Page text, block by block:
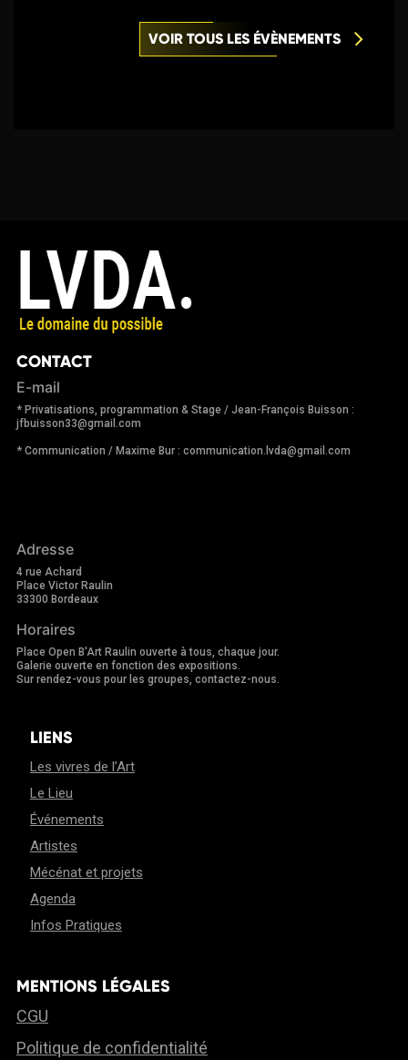
VOIR TOUS LES ÉVÈNEMENTS
CONTACT
E-mail
* Privatisations, programmation & Stage / Jean-François Buisson :
jfbuisson33@gmail.com
* Communication / Maxime Bur : communication.lvda@gmail.com
Adresse
4 rue Achard
Place Victor Raulin
33300 Bordeaux
Horaires
Place Open B'Art Raulin ouverte à tous, chaque jour.
Galerie ouverte en fonction des expositions.
Sur rendez-vous pour les groupes, contactez-nous.
LIENS
Les vivres de l’Art
Le Lieu
Événements
Artistes
Mécénat et projets
Agenda
Infos Pratiques
MENTIONS LÉGALES
CGU
Politique de confidentialité